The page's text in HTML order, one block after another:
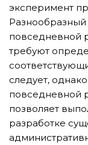
эксперимент
Разнообразный
повседневной
требуют
следует,
повседневной
позволяет
разработке